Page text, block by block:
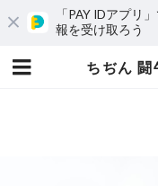
「PAY IDアプリ
報を受け取ろう